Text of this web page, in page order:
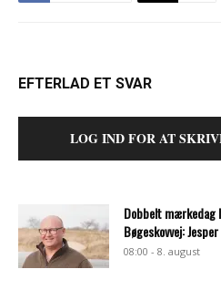
EFTERLAD ET SVAR
LOG IND FOR AT
Dobbelt mærkedag
Bøgeskovvej:
08:00 - 8. august